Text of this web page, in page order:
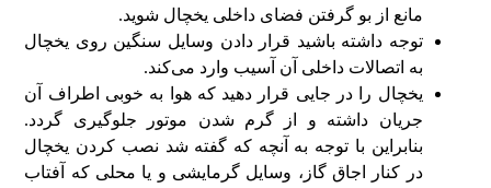
مانع از بو گرفتن فضای داخلی یخچال شوید.
توجه داشته باشید قرار دادن وسایل سنگین روی یخچال
به اتصالات داخلی آن آسیب وارد می‌کند.
یخچال را در جایی قرار دهید که هوا به خوبی اطراف آن
جریان داشته و از گرم شدن موتور جلوگیری گردد.
بنابراین با توجه به آنچه که گفته شد نصب کردن یخچال
در کنار اجاق گاز، وسایل گرمایشی و یا محلی که آفتاب